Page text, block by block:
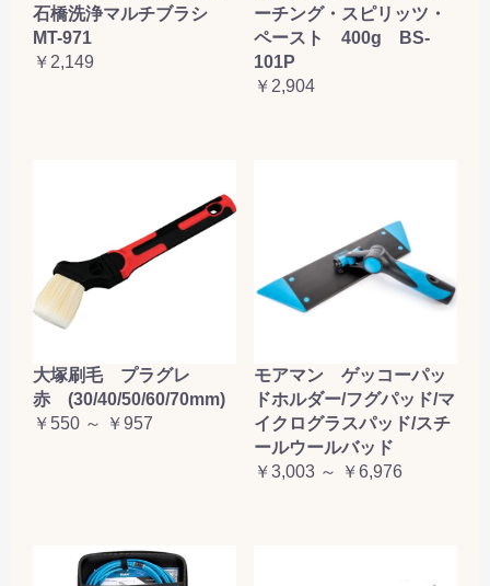
石橋洗浄マルチブラシ
MT-971
￥2,149
ーチング・スピリッツ・
ペースト 400g BS-
101P
￥2,904
大塚刷毛 プラグレ
赤 (30/40/50/60/70mm)
￥550 ～ ￥957
モアマン ゲッコーパッ
ドホルダー/フグパッド/マ
イクログラスパッド/スチ
ールウールバッド
￥3,003 ～ ￥6,976